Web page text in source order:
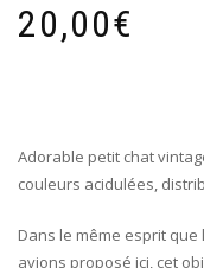
20,00€
Adorable petit chat
couleurs acidulées,
Dans le même esprit
avions proposé ici, cet